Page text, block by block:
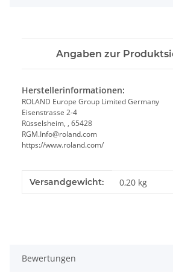
Angaben zur
Herstellerinformationen:
ROLAND Europe Group Limited Germany
Eisenstrasse 2-4
Rüsselsheim, , 65428
RGM.Info@roland.com
https://www.roland.com/
Produkteigenschaft
Wert
Versandgewicht: 0,20 kg
Bewertungen